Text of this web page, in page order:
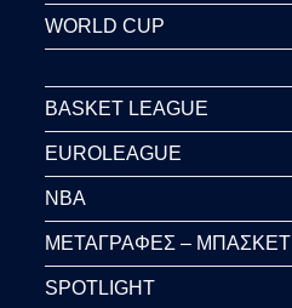
WORLD CUP
BASKET LEAGUE
EUROLEAGUE
NBA
ΜΕΤΑΓΡΑΦΕΣ – ΜΠΑΣΚΕΤ
SPOTLIGHT